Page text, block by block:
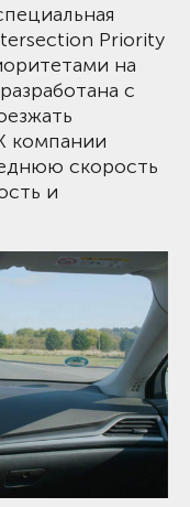
Priority
на
с
компании
скорость
и